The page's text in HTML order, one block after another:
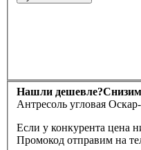
Нашли дешевле?
Антресоль угловая
Если у конкурента цена
Промокод